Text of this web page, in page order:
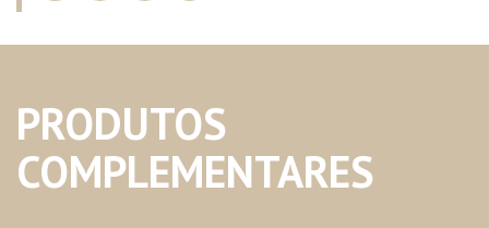
PRODUTOS
COMPLEMENTARES